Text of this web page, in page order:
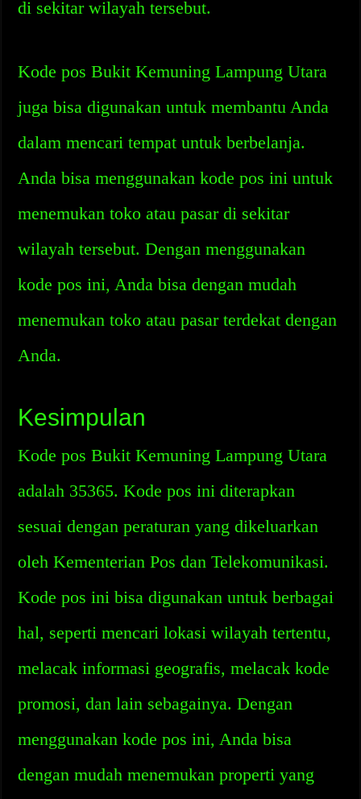
di sekitar wilayah tersebut.
Kode pos Bukit Kemuning Lampung Utara
juga bisa digunakan untuk membantu Anda
dalam mencari tempat untuk berbelanja.
Anda bisa menggunakan kode pos ini untuk
menemukan toko atau pasar di sekitar
wilayah tersebut. Dengan menggunakan
kode pos ini, Anda bisa dengan mudah
menemukan toko atau pasar terdekat dengan
Anda.
Kesimpulan
Kode pos Bukit Kemuning Lampung Utara
adalah 35365. Kode pos ini diterapkan
sesuai dengan peraturan yang dikeluarkan
oleh Kementerian Pos dan Telekomunikasi.
Kode pos ini bisa digunakan untuk berbagai
hal, seperti mencari lokasi wilayah tertentu,
melacak informasi geografis, melacak kode
promosi, dan lain sebagainya. Dengan
menggunakan kode pos ini, Anda bisa
dengan mudah menemukan properti yang